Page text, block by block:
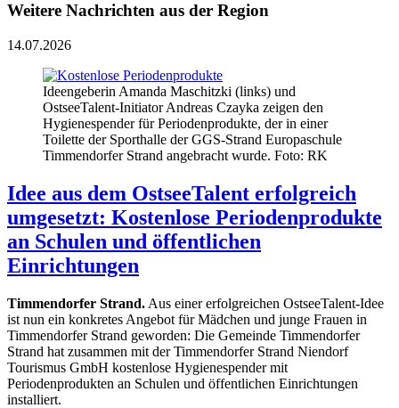
Weitere Nachrichten aus der Region
14.07.2026
Ideengeberin Amanda Maschitzki (links) und
OstseeTalent-Initiator Andreas Czayka zeigen den
Hygienespender für Periodenprodukte, der in einer
Toilette der Sporthalle der GGS-Strand Europaschule
Timmendorfer Strand angebracht wurde. Foto: RK
Idee aus dem OstseeTalent erfolgreich
umgesetzt: Kostenlose Periodenprodukte
an Schulen und öffentlichen
Einrichtungen
Timmendorfer Strand. Aus einer erfolgreichen OstseeTalent-Idee
ist nun ein konkretes Angebot für Mädchen und junge Frauen in
Timmendorfer Strand geworden: Die Gemeinde Timmendorfer
Strand hat zusammen mit der Timmendorfer Strand Niendorf
Tourismus GmbH kostenlose Hygienespender mit
Periodenprodukten an Schulen und öffentlichen Einrichtungen
installiert.